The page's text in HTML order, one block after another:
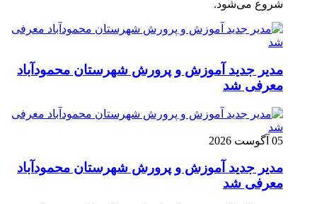
شروع می‌شود.
مدیر جدید آموزش و پرورش شهرستان محمودآباد
معرفی شد
05 آگوست 2026
مدیر جدید آموزش و پرورش شهرستان محمودآباد
معرفی شد